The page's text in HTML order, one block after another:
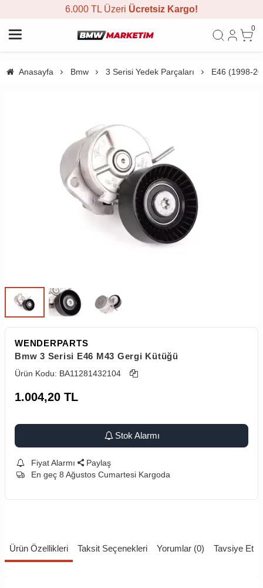
6.000 TL Üzeri Ücretsiz Kargo!
0
Anasayfa Bmw 3 Serisi Yedek Parçaları E46 (1998-
WENDERPARTS
Bmw 3 Serisi E46 M43 Gergi Kütüğü
Ürün Kodu: BA11281432104
1.004,20 TL
Stok Alarmı
Fiyat Alarmı
Paylaş
En geç 8 Ağustos Cumartesi Kargoda
Ürün Özellikleri Taksit Seçenekleri Yorumlar (0) Tavsiye Et